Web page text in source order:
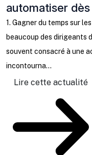
automatiser dès
1. Gagner du temps sur
beaucoup des dirigeants
souvent consacré à une
incontourna...
Lire cette actualité